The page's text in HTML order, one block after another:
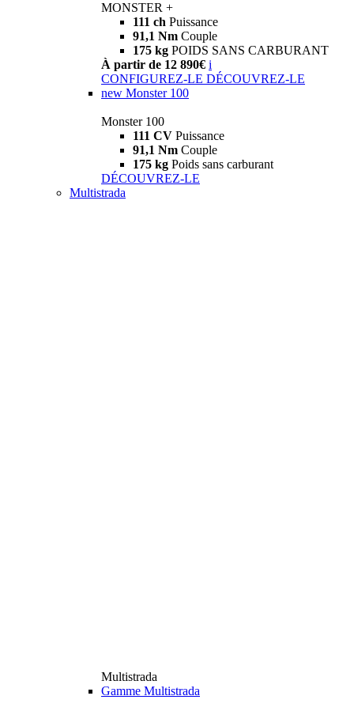
MONSTER +
111 ch Puissance
91,1 Nm Couple
175 kg POIDS SANS CARBURANT
À partir de 12 890€ i
CONFIGUREZ-LE DÉCOUVREZ-LE
new Monster 100
Monster 100
111 CV Puissance
91,1 Nm Couple
175 kg Poids sans carburant
DÉCOUVREZ-LE
Multistrada
Multistrada
Gamme Multistrada